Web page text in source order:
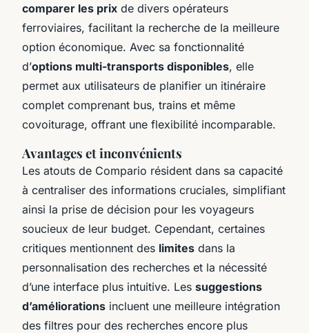
comparer les prix de divers opérateurs
ferroviaires, facilitant la recherche de la meilleure
option économique. Avec sa fonctionnalité
d’options multi-transports disponibles, elle
permet aux utilisateurs de planifier un itinéraire
complet comprenant bus, trains et même
covoiturage, offrant une flexibilité incomparable.
Avantages et inconvénients
Les atouts de Compario résident dans sa capacité
à centraliser des informations cruciales, simplifiant
ainsi la prise de décision pour les voyageurs
soucieux de leur budget. Cependant, certaines
critiques mentionnent des limites dans la
personnalisation des recherches et la nécessité
d’une interface plus intuitive. Les suggestions
d’améliorations incluent une meilleure intégration
des filtres pour des recherches encore plus